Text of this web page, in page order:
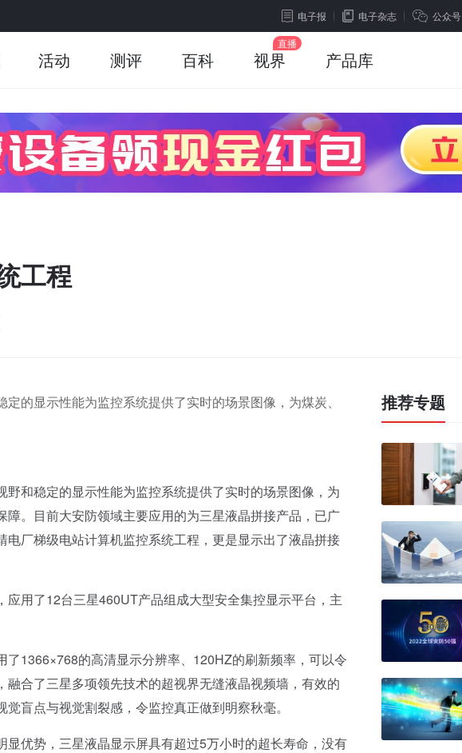
电子报 电子杂志 公众号
活动 测评 百科 视界 产品库
工程
的显示性能为监控系统提供了实时的场景图像，为煤炭、
野和稳定的显示性能为监控系统提供了实时的场景图像，为
。目前大安防领域主要应用的为三星液晶拼接产品，已广
厂梯级电站计算机监控系统工程，更是显示出了液晶拼接
用了12台三星460UT产品组成大型安全集控显示平台，主
1366×768的高清显示分辨率、120HZ的刷新频率，可以令
合了三星多项领先技术的超视界无缝液晶视频墙，有效的
盲点与视觉割裂感，令监控真正做到明察秋毫。
优势，三星液晶显示屏具有超过5万小时的超长寿命，没有
推荐专题